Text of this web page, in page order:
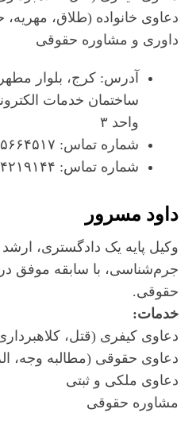
دعاوی خانواده (طلاق،
داوری و مشاوره حقوقی
آدرس: کرج، بلوار
واحد ۳
شماره تماس: ۰۹۱۲۵۶۶۴۵۱۷
شماره تماس: ۰۲۶۳۴۲۱۹۱۴۴
داود مسرور
وکیل پایه یک دادگستری،
جرم‌شناسی، با سابقه موفق
حقوقی.
خدمات:
دعاوی کیفری (قتل،
دعاوی حقوقی (مطالبه وجه،
دعاوی ملکی و ثبتی
مشاوره حقوقی